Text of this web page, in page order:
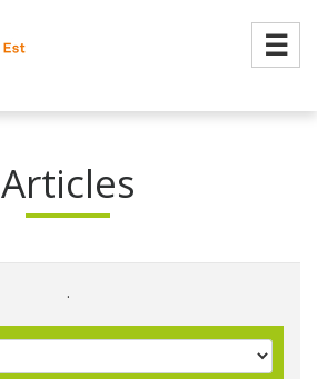
☰
Articles
.